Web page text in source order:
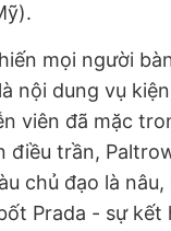
mọi người
nội dung vụ
viên đã mặc
điều trần,
chủ đạo là
Prada - sự kết